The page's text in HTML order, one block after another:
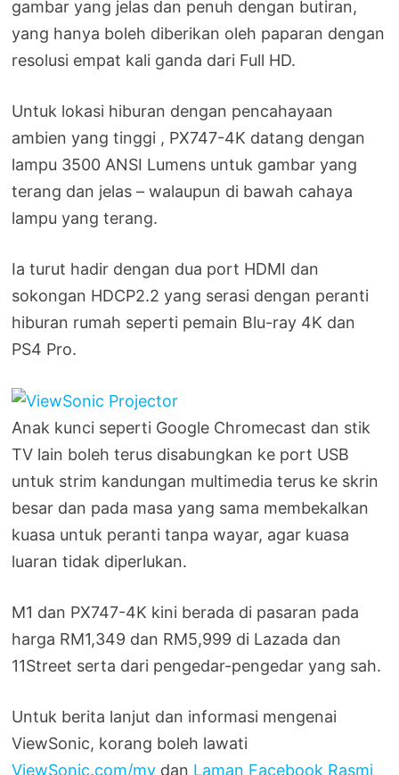
gambar yang jelas dan penuh dengan butiran,
yang hanya boleh diberikan oleh paparan dengan
resolusi empat kali ganda dari Full HD.
Untuk lokasi hiburan dengan pencahayaan
ambien yang tinggi , PX747-4K datang dengan
lampu 3500 ANSI Lumens untuk gambar yang
terang dan jelas – walaupun di bawah cahaya
lampu yang terang.
Ia turut hadir dengan dua port HDMI dan
sokongan HDCP2.2 yang serasi dengan peranti
hiburan rumah seperti pemain Blu-ray 4K dan
PS4 Pro.
Anak kunci seperti Google Chromecast dan stik
TV lain boleh terus disabungkan ke port USB
untuk strim kandungan multimedia terus ke skrin
besar dan pada masa yang sama membekalkan
kuasa untuk peranti tanpa wayar, agar kuasa
luaran tidak diperlukan.
M1 dan PX747-4K kini berada di pasaran pada
harga RM1,349 dan RM5,999 di Lazada dan
11Street serta dari pengedar-pengedar yang sah.
Untuk berita lanjut dan informasi mengenai
ViewSonic, korang boleh lawati
ViewSonic.com/my dan Laman Facebook Rasmi